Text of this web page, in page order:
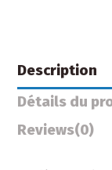
Description
Détails du
Reviews(0)